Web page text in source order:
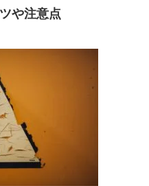
や注意点